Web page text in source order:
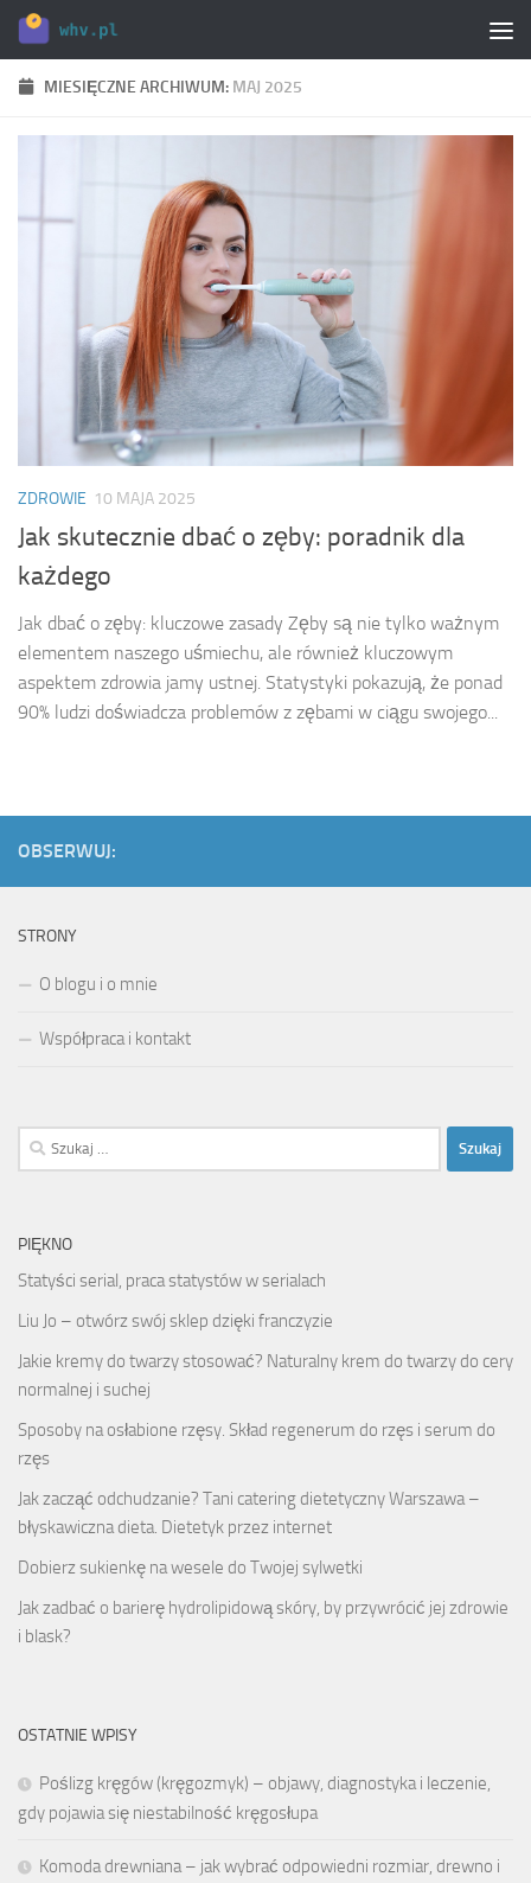
Skip to content
MIESIĘCZNE ARCHIWUM: MAJ 2025
ZDROWIE 10 MAJA 2025
Jak skutecznie dbać o zęby: poradnik dla
każdego
Jak dbać o zęby: kluczowe zasady Zęby są nie tylko ważnym
elementem naszego uśmiechu, ale również kluczowym
aspektem zdrowia jamy ustnej. Statystyki pokazują, że ponad
90% ludzi doświadcza problemów z zębami w ciągu swojego...
OBSERWUJ:
STRONY
O blogu i o mnie
Współpraca i kontakt
Szukaj:
PIĘKNO
Statyści serial, praca statystów w serialach
Liu Jo – otwórz swój sklep dzięki franczyzie
Jakie kremy do twarzy stosować? Naturalny krem do twarzy do cery
normalnej i suchej
Sposoby na osłabione rzęsy. Skład regenerum do rzęs i serum do
rzęs
Jak zacząć odchudzanie? Tani catering dietetyczny Warszawa –
błyskawiczna dieta. Dietetyk przez internet
Dobierz sukienkę na wesele do Twojej sylwetki
Jak zadbać o barierę hydrolipidową skóry, by przywrócić jej zdrowie
i blask?
OSTATNIE WPISY
Poślizg kręgów (kręgozmyk) – objawy, diagnostyka i leczenie,
gdy pojawia się niestabilność kręgosłupa
Komoda drewniana – jak wybrać odpowiedni rozmiar, drewno i